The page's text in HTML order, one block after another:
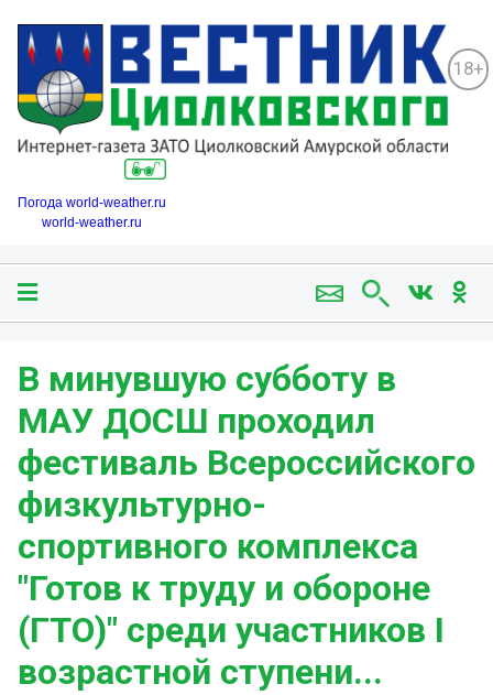
18+
Погода world-weather.ru
world-weather.ru
В минувшую субботу в
МАУ ДОСШ проходил
фестиваль Всероссийского
физкультурно-
спортивного комплекса
"Готов к труду и обороне
(ГТО)" среди участников I
возрастной ступени...